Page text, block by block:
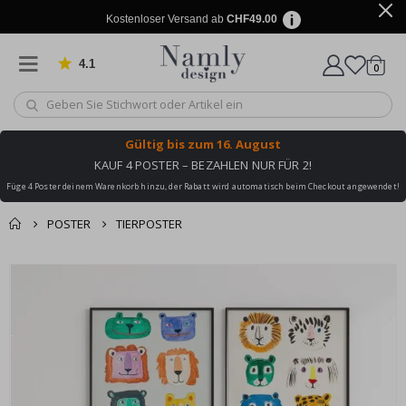
Kostenloser Versand ab CHF49.00
4.1 von 1034 Bewertungen
Wagen
0
Gültig bis zum 16. August
KAUF 4 POSTER – BEZAHLEN NUR FÜR 2!
Füge 4 Poster deinem Warenkorb hinzu, der Rabatt wird automatisch beim Checkout angewendet!
POSTER TIERPOSTER